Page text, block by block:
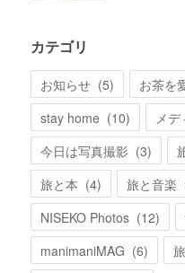
カテゴリ
お知らせ (5) お茶を
stay home (10) メ
今日は写真撮影 (3)
旅と本 (4) 旅と音楽
NISEKO Photos (12)
manimaniMAG (6)